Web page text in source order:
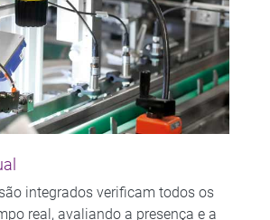
integrados verificam todos os
real, avaliando a presença e a